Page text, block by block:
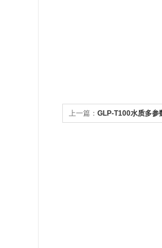
上一篇： GLP-T100水质多参